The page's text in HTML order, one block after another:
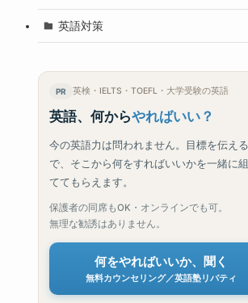
英語対策
PR 英検・IELTS・TOEFL・大学受験の英語
英語、何からやればいい？
今の英語力は問われません。目標を伝え
で、そこから何をすればいいかを一緒に
ててもらえます。
保護者の同席もOK・オンラインでも可。
無理な勧誘はありません。
何をやればいいか、聞く
無料カウンセリング／英語塾リバティ